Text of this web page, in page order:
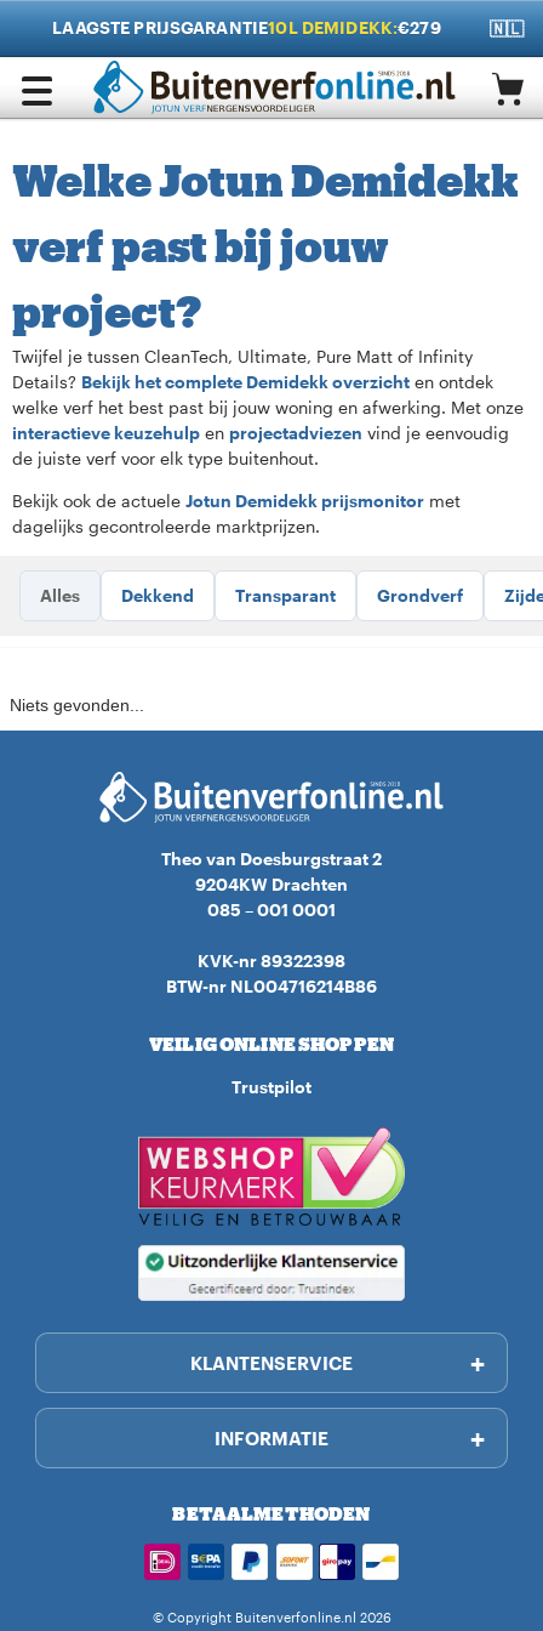
LAAGSTE PRIJSGARANTIE10L DEMIDEKK:€279 🇳🇱
Welke Jotun Demidekk
verf past bij jouw
project?
Twijfel je tussen CleanTech, Ultimate, Pure Matt of Infinity
Details? Bekijk het complete Demidekk overzicht en ontdek
welke verf het best past bij jouw woning en afwerking. Met onze
interactieve keuzehulp en projectadviezen vind je eenvoudig
de juiste verf voor elk type buitenhout.
Bekijk ook de actuele Jotun Demidekk prijsmonitor met
dagelijks gecontroleerde marktprijzen.
Alles Dekkend Transparant Grondverf
Niets gevonden...
Theo van Doesburgstraat 2
9204KW Drachten
085 – 001 0001
KVK-nr 89322398
BTW-nr NL004716214B86
VEILIG ONLINE SHOPPEN
Trustpilot
KLANTENSERVICE
INFORMATIE
BETAALMETHODEN
© Copyright Buitenverfonline.nl 2026